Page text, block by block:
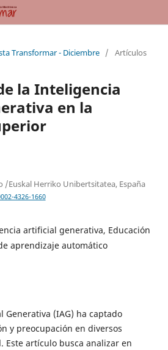
Transformar - Diciembre / Artículos
la Inteligencia
en la
/Euskal Herriko Unibertsitatea, España
4326-1660
artificial generativa, Educación
aprendizaje automático
(IAG) ha captado
y preocupación en diversos
Este artículo busca analizar en